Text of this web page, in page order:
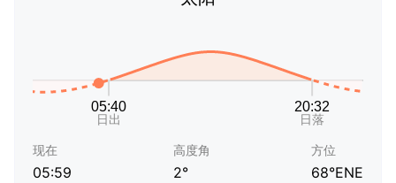
现在
05:59
高度角
2°
方位
68°ENE